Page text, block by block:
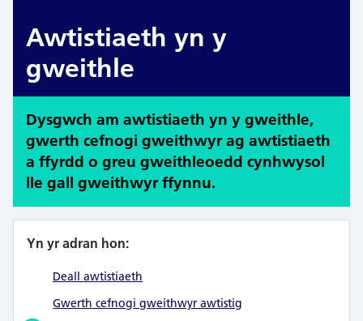
Awtistiaeth yn y
gweithle
Dysgwch am awtistiaeth yn y gweithle,
gwerth cefnogi gweithwyr ag awtistiaeth
a ffyrdd o greu gweithleoedd cynhwysol
lle gall gweithwyr ffynnu.
Yn yr adran hon:
Deall awtistiaeth
Gwerth cefnogi gweithwyr awtistig